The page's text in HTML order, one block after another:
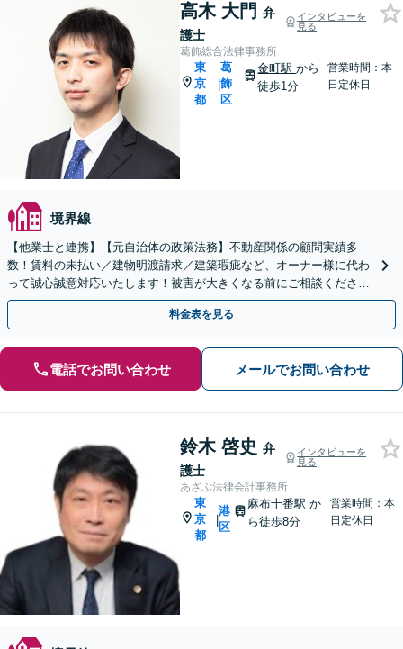
高木 大門 弁
護士
インタビューを
見る
葛飾総合法律事務所
東
京
都
|
葛
飾
区
金町駅から
徒歩1分
営業時間：本
日定休日
境界線
【他業士と連携】【元自治体の政策法務】不動産関係の顧問実績多
数！賃料の未払い／建物明渡請求／建築瑕疵など、オーナー様に代わ
って誠心誠意対応いたします！被害が大きくなる前にご相談ください
【金町駅徒歩1分】【初回来所相談30分無料】
料金表を見る
電話でお問い合わせ メールでお問い合わせ
鈴木 啓史 弁
護士
インタビューを
見る
あざぶ法律会計事務所
東
京
都
|
港
区
麻布十番駅か
ら徒歩8分
営業時間：本
日定休日